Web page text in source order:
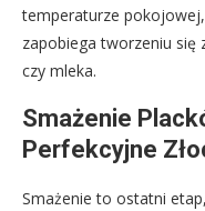
temperaturze pokojowej,
zapobiega tworzeniu się
czy mleka.
Smażenie
Perfekcyjne
Smażenie to ostatni